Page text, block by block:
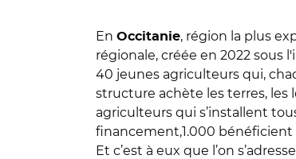
En Occitanie, région la plus
régionale, créée en 2022 sous
40 jeunes agriculteurs qui,
structure achète les terres, les
agriculteurs qui s’installent
financement,1.000 bénéficient
Et c’est à eux que l’on